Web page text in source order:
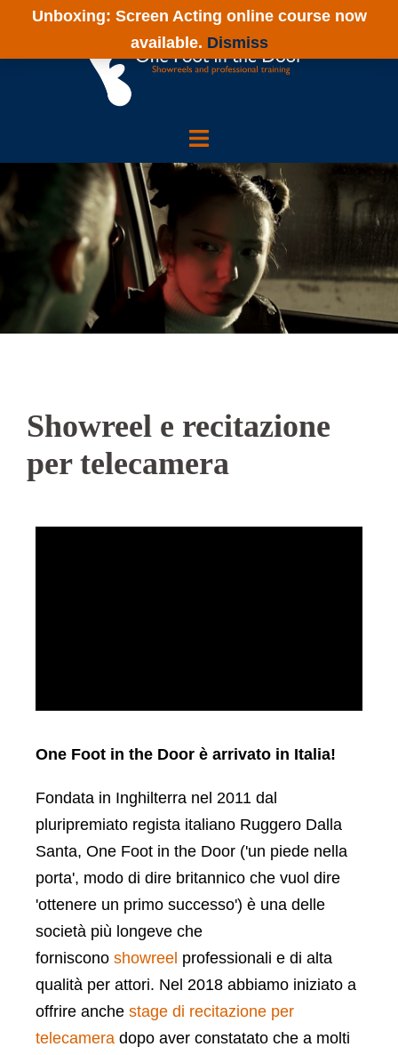
Showreel e recitazione
per telecamera
One Foot in the Door è arrivato in Italia!
Fondata in Inghilterra nel 2011 dal
pluripremiato regista italiano Ruggero Dalla
Santa, One Foot in the Door ('un piede nella
porta', modo di dire britannico che vuol dire
'ottenere un primo successo') è una delle
società più longeve che
forniscono showreel professionali e di alta
qualità per attori. Nel 2018 abbiamo iniziato a
offrire anche stage di recitazione per
telecamera dopo aver constatato che a molti
Unboxing: Screen Acting online course now
available. Dismiss